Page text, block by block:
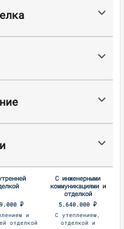
₽
и
отделкой
С инженерными
коммуникациями и
отделкой
5.640.000 ₽
С утеплением,
отделкой и